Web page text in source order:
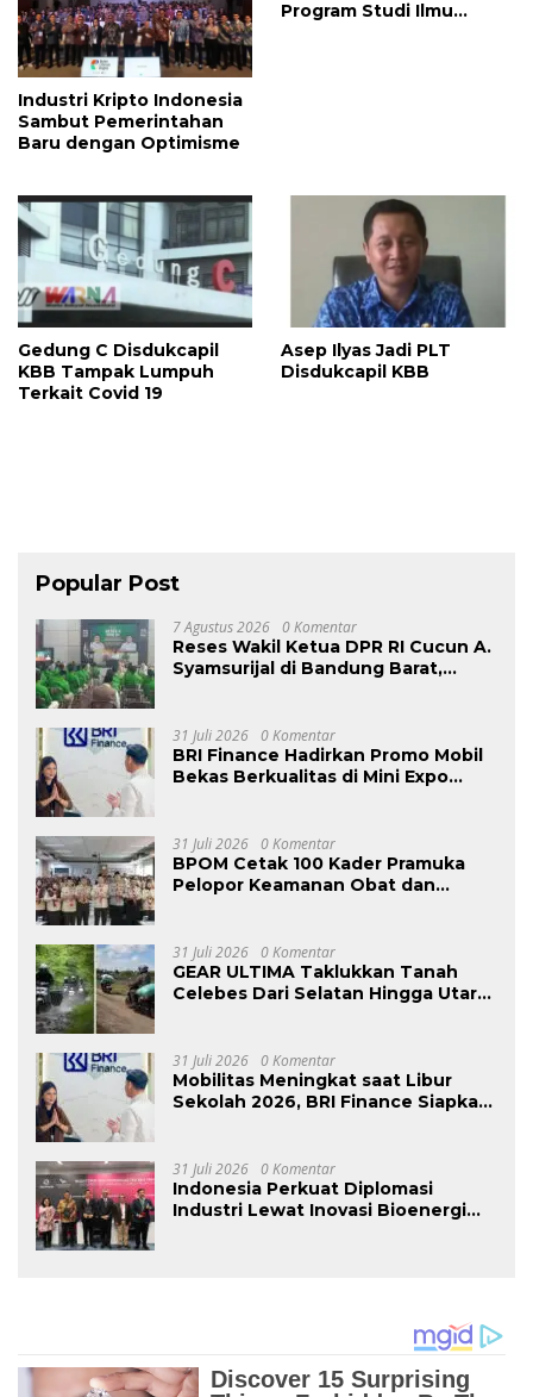
Industri Kripto Indonesia
Sambut Pemerintahan
Baru dengan Optimisme
Program Studi Ilmu
Gedung C Disdukcapil
KBB Tampak Lumpuh
Terkait Covid 19
Asep Ilyas Jadi PLT
Disdukcapil KBB
Popular Post
7 Agustus 2026 0 Komentar
Reses Wakil Ketua DPR RI Cucun A.
Syamsurijal di Bandung Barat,
Bedah Rumah
31 Juli 2026 0 Komentar
BRI Finance Hadirkan Promo Mobil
Bekas Berkualitas di Mini Expo
31 Juli 2026 0 Komentar
BPOM Cetak 100 Kader Pramuka
Pelopor Keamanan Obat dan
31 Juli 2026 0 Komentar
GEAR ULTIMA Taklukkan Tanah
Celebes Dari Selatan Hingga Utara
31 Juli 2026 0 Komentar
Mobilitas Meningkat saat Libur
Sekolah 2026, BRI Finance Siapkan
31 Juli 2026 0 Komentar
Indonesia Perkuat Diplomasi
Industri Lewat Inovasi Bioenergi